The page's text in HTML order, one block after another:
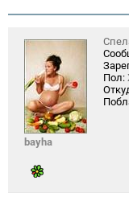
bayha
Пол: